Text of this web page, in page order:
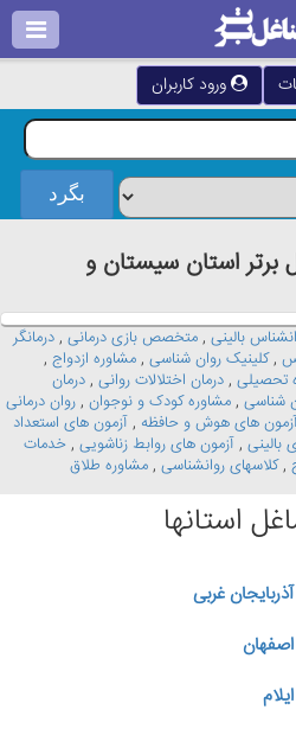
ورود کاربران
استان سيستان و
بالینی , متخصص بازی درمانی , درمانگر
,کلینیک روان شناسی , مشاوره ازدواج ,
تحصیلی , درمان اختلالات روانی , درمان
شناسی , مشاوره کودک و نوجوان , روان درمانی
های هوش و حافظه , آزمون های استعداد
بالینی , آزمون های روابط زناشویی , خدمات
,کلاسهای روانشناسی , مشاوره طلاق
استانها
آذربایجان غربی
اصفهان
ایلام